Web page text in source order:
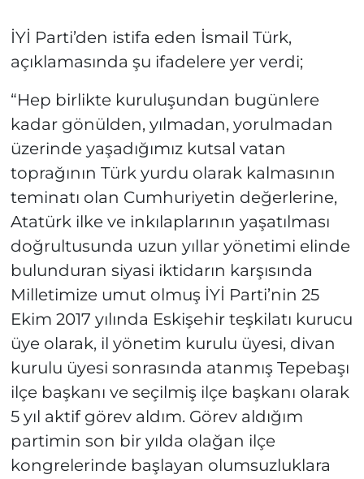
İYİ Parti’den istifa eden İsmail Türk,
açıklamasında şu ifadelere yer verdi;
“Hep birlikte kuruluşundan bugünlere
kadar gönülden, yılmadan, yorulmadan
üzerinde yaşadığımız kutsal vatan
toprağının Türk yurdu olarak kalmasının
teminatı olan Cumhuriyetin değerlerine,
Atatürk ilke ve inkılaplarının yaşatılması
doğrultusunda uzun yıllar yönetimi elinde
bulunduran siyasi iktidarın karşısında
Milletimize umut olmuş İYİ Parti’nin 25
Ekim 2017 yılında Eskişehir teşkilatı kurucu
üye olarak, il yönetim kurulu üyesi, divan
kurulu üyesi sonrasında atanmış Tepebaşı
ilçe başkanı ve seçilmiş ilçe başkanı olarak
5 yıl aktif görev aldım. Görev aldığım
partimin son bir yılda olağan ilçe
kongrelerinde başlayan olumsuzluklara